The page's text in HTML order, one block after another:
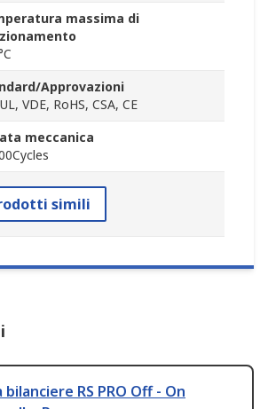
massima di
Approvazioni
VDE, RoHS, CSA, CE
meccanica
simili
RS PRO Off - On